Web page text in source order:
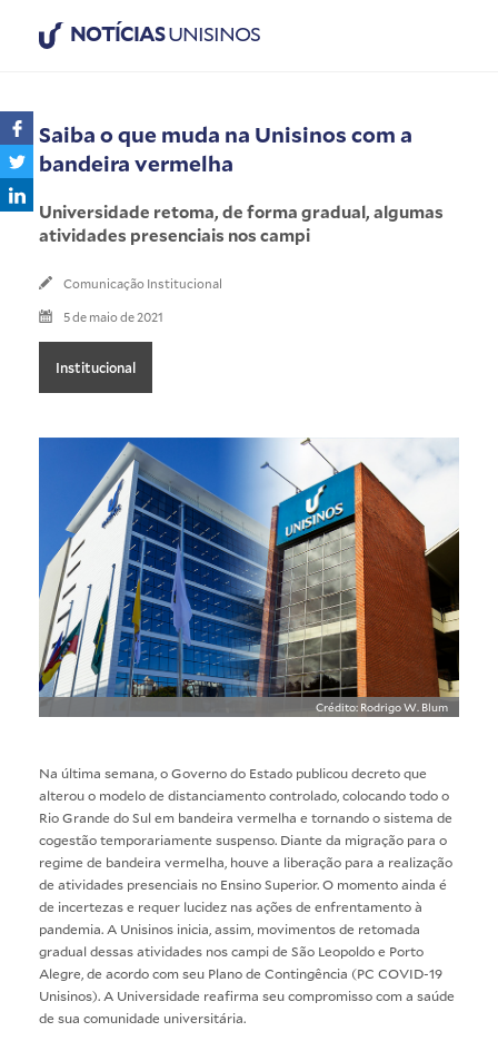
NOTÍCIASUNISINOS
Saiba o que muda na Unisinos com a
bandeira vermelha
Universidade retoma, de forma gradual, algumas
atividades presenciais nos campi
Comunicação Institucional
5 de maio de 2021
Institucional
Crédito: Rodrigo W. Blum
Na última semana, o Governo do Estado publicou decreto que
alterou o modelo de distanciamento controlado, colocando todo o
Rio Grande do Sul em bandeira vermelha e tornando o sistema de
cogestão temporariamente suspenso. Diante da migração para o
regime de bandeira vermelha, houve a liberação para a realização
de atividades presenciais no Ensino Superior. O momento ainda é
de incertezas e requer lucidez nas ações de enfrentamento à
pandemia. A Unisinos inicia, assim, movimentos de retomada
gradual dessas atividades nos campi de São Leopoldo e Porto
Alegre, de acordo com seu Plano de Contingência (PC COVID-19
Unisinos). A Universidade reafirma seu compromisso com a saúde
de sua comunidade universitária.